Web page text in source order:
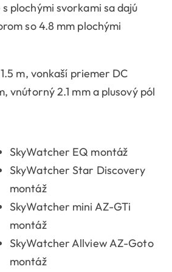
plochými svorkami sa dajú
so 4.8 mm plochými
m, vonkaší priemer DC
vnútorný 2.1 mm a plusový pól
SkyWatcher EQ montáž
SkyWatcher Star Discovery
montáž
SkyWatcher mini AZ-GTi
montáž
SkyWatcher Allview AZ-Goto
montáž